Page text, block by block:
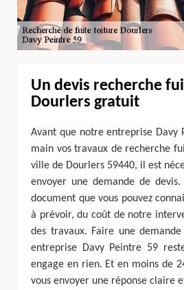
Un devis recherche
Dourlers gratuit
Avant que notre entreprise Davy
main vos travaux de recherche
ville de Dourlers 59440, il est
envoyer une demande de devis.
document que vous pouvez
à prévoir, du coût de notre
des travaux. Faire une
entreprise Davy Peintre 59
engage en rien. Et en moins de
vous envoyer une réponse claire